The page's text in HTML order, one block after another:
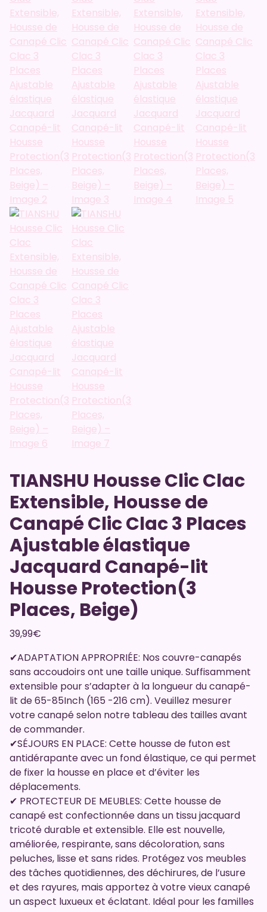
TIANSHU Housse Clic Clac
Extensible, Housse de
Canapé Clic Clac 3 Places
Ajustable élastique
Jacquard Canapé-lit
Housse Protection(3
Places, Beige)
39,99€
✔ADAPTATION APPROPRIÉE: Nos couvre-canapés
sans accoudoirs ont une taille unique. Suffisamment
extensible pour s’adapter à la longueur du canapé-
lit de 65-85Inch (165 -216 cm). Veuillez mesurer
votre canapé selon notre tableau des tailles avant
de commander.
✔SÉJOURS EN PLACE: Cette housse de futon est
antidérapante avec un fond élastique, ce qui permet
de fixer la housse en place et d’éviter les
déplacements.
✔ PROTECTEUR DE MEUBLES: Cette housse de
canapé est confectionnée dans un tissu jacquard
tricoté durable et extensible. Elle est nouvelle,
améliorée, respirante, sans décoloration, sans
peluches, lisse et sans rides. Protégez vos meubles
des tâches quotidiennes, des déchirures, de l’usure
et des rayures, mais apportez à votre vieux canapé
un aspect luxueux et éclatant. Idéal pour les familles